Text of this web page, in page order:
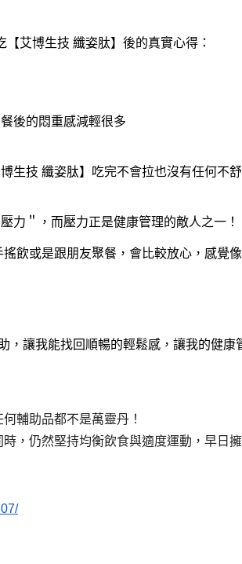
艾博生技 纖姿肽】後的真實心得：
後的悶重感減輕很多
生技 纖姿肽】吃完不會拉也沒有任何不
力＂，而壓力正是健康管理的敵人之一！
飲或是跟朋友聚餐，會比較放心，感覺
，讓我能找回順暢的輕鬆感，讓我的健
輔助品都不是萬靈丹！
，仍然堅持均衡飲食與適度運動，早日